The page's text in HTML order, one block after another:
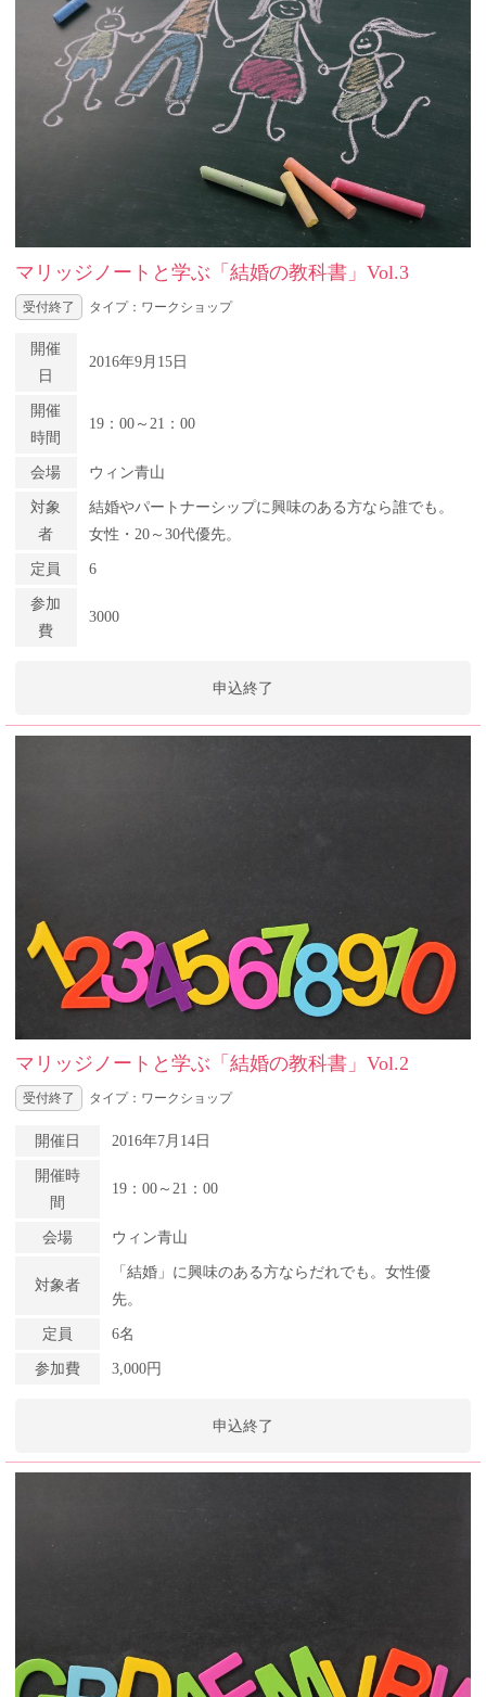
マリッジノートと学ぶ「結婚の教科書」Vol.3
受付終了 タイプ：ワークショップ
開催
日
2016年9月15日
開催
時間
19：00～21：00
会場 ウィン青山
対象
者
結婚やパートナーシップに興味のある方なら誰でも。
女性・20～30代優先。
定員 6
参加
費
3000
申込終了
マリッジノートと学ぶ「結婚の教科書」Vol.2
受付終了 タイプ：ワークショップ
開催日 2016年7月14日
開催時
間
19：00～21：00
会場 ウィン青山
対象者
「結婚」に興味のある方ならだれでも。女性優
先。
定員 6名
参加費 3,000円
申込終了